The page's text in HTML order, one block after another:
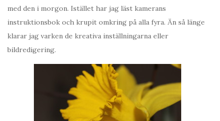
med den i morgon. Istället har jag läst kamerans
instruktionsbok och krupit omkring på alla fyra. Än så länge
klarar jag varken de kreativa inställningarna eller
bildredigering.